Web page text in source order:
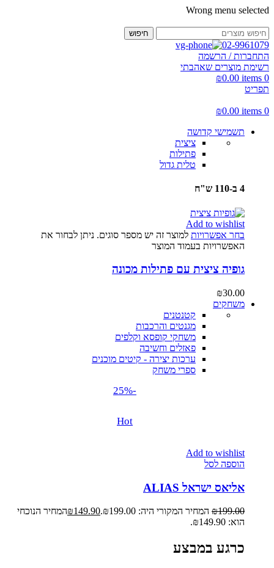
Wrong menu selected
חיפוש
02-9961079
התחברות / הרשמה
רשימת מוצרים שאהבתי
0
items
₪0.00
תפריט
0
items
₪0.00
תשמישי קדושה
ציצית
פתילות
טלית גדול
4 ב-110 ש"ח
Add to wishlist
בחר אפשרויות למוצר זה יש מספר סוגים. ניתן לבחור את
האפשרויות בעמוד המוצר
גופיה ציצית עם פתילות מכונה
₪30.00
משחקים
קטנטנים
מגנטים והרכבות
משחקי קופסא וקלפים
פאזלים וחשיבה
ערכות יצירה - קיטים מוכנים
ספרי משחק
-25%
Hot
Add to wishlist
הוספה לסל
אליאס ישראל ALIAS
₪199.00 המחיר המקורי היה: ₪199.00. ₪149.90
המחיר הנוכחי
הוא: ₪149.90.
כרגע במבצע